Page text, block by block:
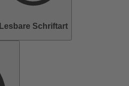
Lesbare Schriftart